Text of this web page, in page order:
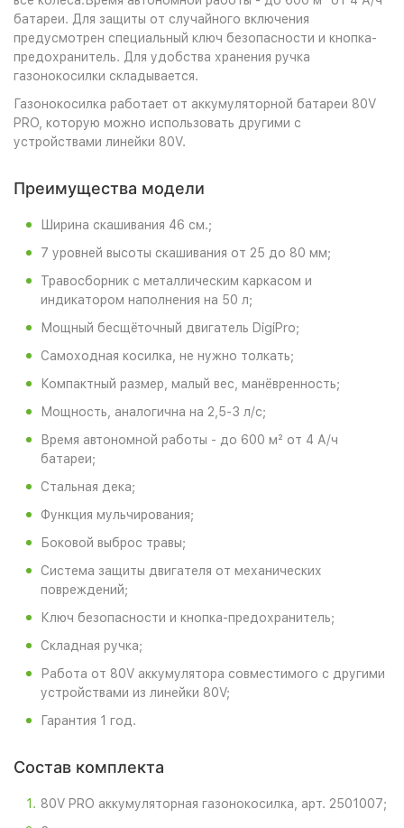
батареи. Для защиты от случайного включения
предусмотрен специальный ключ безопасности и кнопка-
предохранитель. Для удобства хранения ручка
газонокосилки складывается.
Газонокосилка работает от аккумуляторной батареи 80V
PRO, которую можно использовать другими с
устройствами линейки 80V.
Преимущества модели
Ширина скашивания 46 см.;
7 уровней высоты скашивания от 25 до 80 мм;
Травосборник с металлическим каркасом и
индикатором наполнения на 50 л;
Мощный бесщёточный двигатель DigiPro;
Самоходная косилка, не нужно толкать;
Компактный размер, малый вес, манёвренность;
Мощность, аналогична на 2,5-3 л/с;
Время автономной работы - до 600 м² от 4 А/ч
батареи;
Стальная дека;
Функция мульчирования;
Боковой выброс травы;
Система защиты двигателя от механических
повреждений;
Ключ безопасности и кнопка-предохранитель;
Складная ручка;
Работа от 80V аккумулятора совместимого с другими
устройствами из линейки 80V;
Гарантия 1 год.
Состав комплекта
80V PRO аккумуляторная газонокосилка, арт. 2501007;